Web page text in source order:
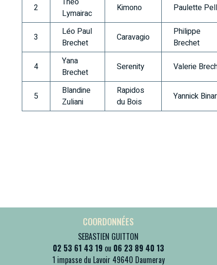
2
Lymairac
Kimono Paulette
3
Léo Paul
Brechet
Caravagio
Philippe
Brechet
4
Yana
Brechet
Serenity Valerie
5
Blandine
Zuliani
Rapidos
du Bois
Yannick
COORDONNÉES
SEBASTIEN GUITTON
02 53 61 43 19 ou 06 23 89 40 13
1 impasse du Lavoir 49640 Daumeray